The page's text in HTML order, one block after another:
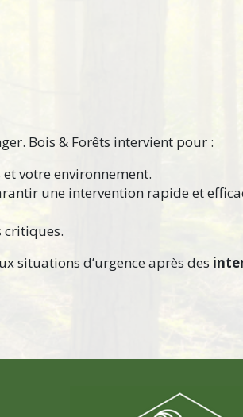
Bois & Forêts intervient pour :
votre environnement.
une intervention rapide et
critiques.
situations d’urgence après des